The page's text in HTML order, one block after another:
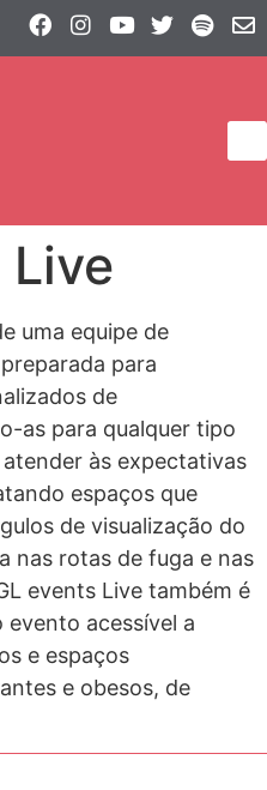
Live
uma equipe de
para
de
as para qualquer tipo
às expectativas
espaços que
de visualização do
nas rotas de fuga e nas
events Live também é
acessível a
e espaços
e obesos, de